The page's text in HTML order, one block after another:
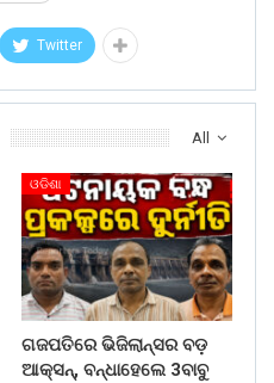
Twitter
All
ଓଡିଶା
ଗଜପତିରେ ଭିଜିଲାନ୍ସର ବଡ଼
ଆକ୍ସନ୍, ବନ୍ଧାହେଲେ 3ବାବୁ